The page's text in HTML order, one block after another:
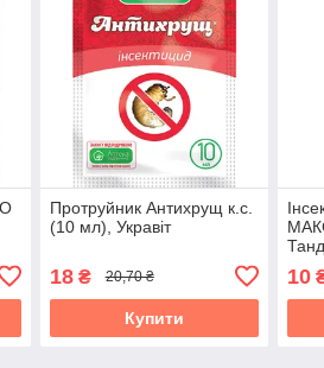
Протруйник Антихрущ к.с.
(10 мл), Укравіт
18₴ 20,70 ₴
Купити
10